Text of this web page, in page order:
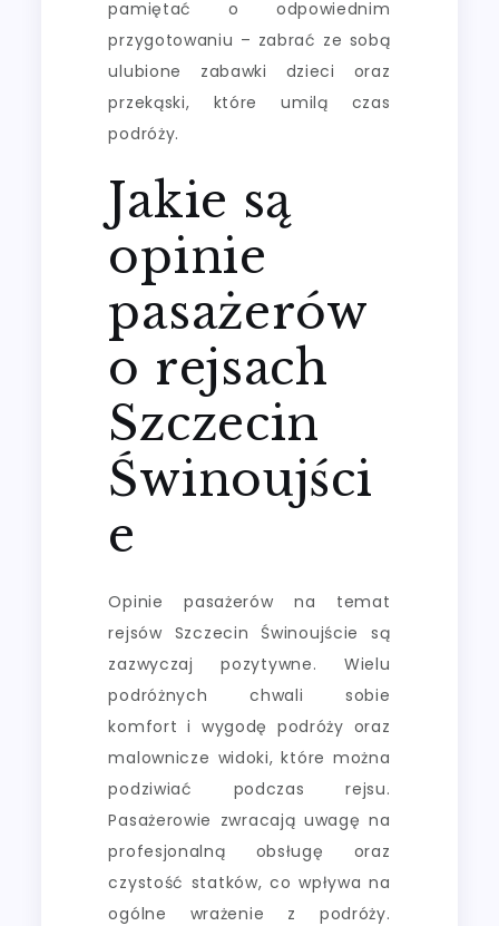
pamiętać o odpowiednim
przygotowaniu – zabrać ze sobą
ulubione zabawki dzieci oraz
przekąski, które umilą czas
podróży.
Jakie są
opinie
pasażerów
o rejsach
Szczecin
Świnoujści
e
Opinie pasażerów na temat
rejsów Szczecin Świnoujście są
zazwyczaj pozytywne. Wielu
podróżnych chwali sobie
komfort i wygodę podróży oraz
malownicze widoki, które można
podziwiać podczas rejsu.
Pasażerowie zwracają uwagę na
profesjonalną obsługę oraz
czystość statków, co wpływa na
ogólne wrażenie z podróży.